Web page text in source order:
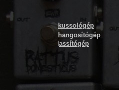
kussológép
hangosítógép
assítógép